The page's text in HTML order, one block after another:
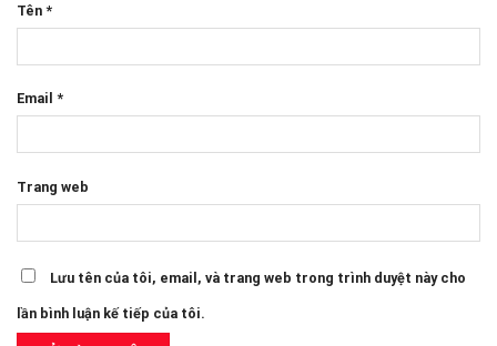
Tên *
Email *
Trang web
Lưu tên của tôi, email, và trang web trong trình duyệt này cho
lần bình luận kế tiếp của tôi.